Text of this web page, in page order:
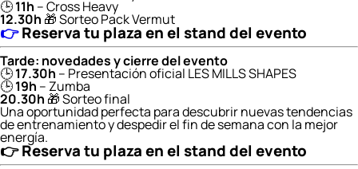
🕒11h – Cross Heavy
12.30h 🎁 Sorteo Pack Vermut
👉Reserva tu plaza en el stand del evento
Tarde: novedades y cierre del evento
🕒17.30h – Presentación oficial LES MILLS SHAPES
🕒19h – Zumba
20.30h 🎁 Sorteo final
Una oportunidad perfecta para descubrir nuevas tendencias
de entrenamiento y despedir el fin de semana con la mejor
energía.
👉Reserva tu plaza en el stand del evento